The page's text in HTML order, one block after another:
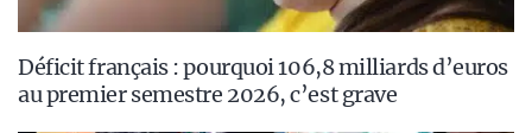
Déficit français : pourquoi 106,8 milliards d’euros
au premier semestre 2026, c’est grave